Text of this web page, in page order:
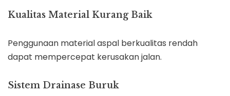
Kualitas Material Kurang Baik
Penggunaan material aspal berkualitas rendah
dapat mempercepat kerusakan jalan.
Sistem Drainase Buruk